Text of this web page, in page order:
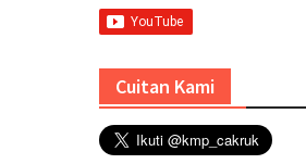
Cuitan Kami